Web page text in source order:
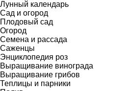
Лунный календарь
Сад и огород
Плодовый сад
Огород
Семена и рассада
Саженцы
Энциклопедия роз
Выращивание винограда
Выращивание грибов
Теплицы и парники